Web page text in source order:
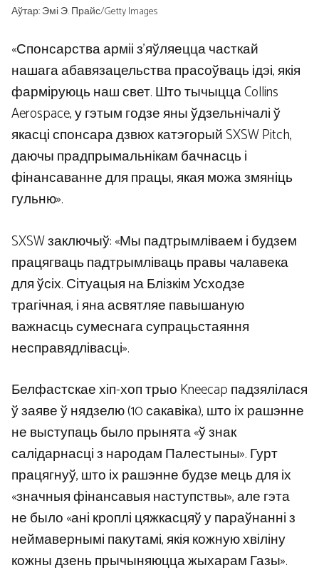
Аўтар: Эмі Э. Прайс/Getty Images
«Спонсарства арміі з’яўляецца часткай
нашага абавязацельства прасоўваць ідэі, якія
фарміруюць наш свет. Што тычыцца Collins
Aerospace, у гэтым годзе яны ўдзельнічалі ў
якасці спонсара дзвюх катэгорый SXSW Pitch,
даючы прадпрымальнікам бачнасць і
фінансаванне для працы, якая можа змяніць
гульню».
SXSW заключыў: «Мы падтрымліваем і будзем
працягваць падтрымліваць правы чалавека
для ўсіх. Сітуацыя на Блізкім Усходзе
трагічная, і яна асвятляе павышаную
важнасць сумеснага супрацьстаяння
несправядлівасці».
Белфастскае хіп-хоп трыо Kneecap падзялілася
ў заяве ў нядзелю (10 сакавіка), што іх рашэнне
не выступаць было прынята «ў знак
салідарнасці з народам Палестыны». Гурт
працягнуў, што іх рашэнне будзе мець для іх
«значныя фінансавыя наступствы», але гэта
не было «ані кроплі цяжкасцяў у параўнанні з
неймавернымі пакутамі, якія кожную хвіліну
кожны дзень прычыняюцца жыхарам Газы».